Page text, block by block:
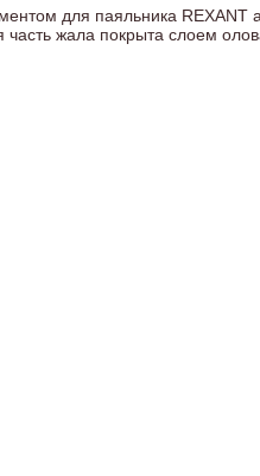
для паяльника REXANT
жала покрыта слоем